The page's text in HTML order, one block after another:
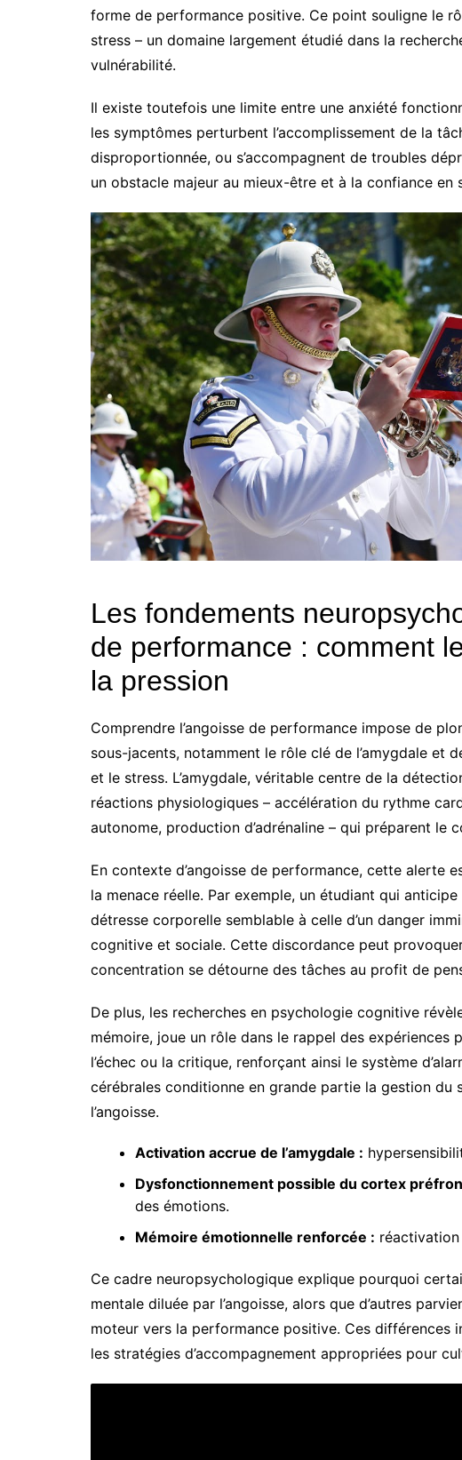
forme de performance positive. Ce point souligne le
stress – un domaine largement étudié dans la
vulnérabilité.
Il existe toutefois une limite entre une anxiété
les symptômes perturbent l’accomplissement de la
disproportionnée, ou s’accompagnent de troubles
un obstacle majeur au mieux-être et à la confiance en
Les fondements
de performance : comment
la pression
Comprendre l’angoisse de performance impose de
sous-jacents, notamment le rôle clé de l’amygdale et
et le stress. L’amygdale, véritable centre de la
réactions physiologiques – accélération du rythme
autonome, production d’adrénaline – qui préparent le
En contexte d’angoisse de performance, cette alerte
la menace réelle. Par exemple, un étudiant qui
détresse corporelle semblable à celle d’un danger
cognitive et sociale. Cette discordance peut
concentration se détourne des tâches au profit de
De plus, les recherches en psychologie cognitive
mémoire, joue un rôle dans le rappel des expériences
l’échec ou la critique, renforçant ainsi le système
cérébrales conditionne en grande partie la gestion du
l’angoisse.
Activation accrue de l’amygdale :
Dysfonctionnement possible du cortex
des émotions.
Mémoire émotionnelle renforcée :
Ce cadre neuropsychologique explique pourquoi
mentale diluée par l’angoisse, alors que d’autres
moteur vers la performance positive. Ces différences
les stratégies d’accompagnement appropriées pour